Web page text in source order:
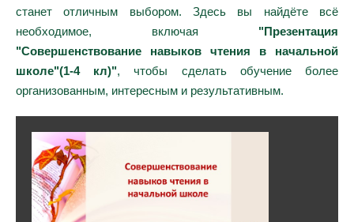
станет отличным выбором. Здесь вы найдёте всё
необходимое, включая "Презентация
"Совершенствование навыков чтения в начальной
школе"(1-4 кл)", чтобы сделать обучение более
организованным, интересным и результативным.